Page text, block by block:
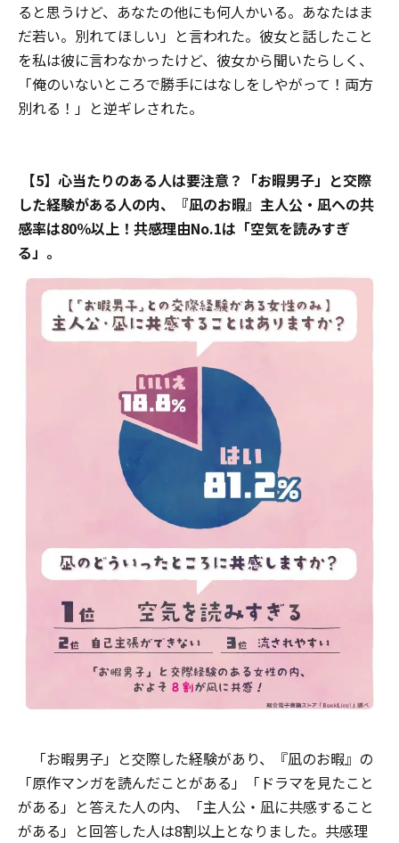
ると思うけど、あなたの他にも何人かいる。あなたはま
だ若い。別れてほしい」と言われた。彼女と話したこと
を私は彼に言わなかったけど、彼女から聞いたらしく、
「俺のいないところで勝手にはなしをしやがって！両方
別れる！」と逆ギレされた。
【5】心当たりのある人は要注意？「お暇男子」と交際
した経験がある人の内、『凪のお暇』主人公・凪への共
感率は80％以上！共感理由No.1は「空気を読みすぎ
る」。
「お暇男子」と交際した経験があり、『凪のお暇』の
「原作マンガを読んだことがある」「ドラマを見たこと
がある」と答えた人の内、「主人公・凪に共感すること
がある」と回答した人は8割以上となりました。共感理